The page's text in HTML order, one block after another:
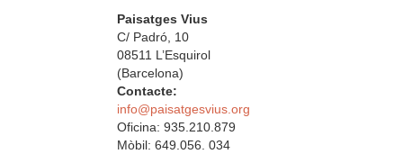
Paisatges Vius
C/ Padró, 10
08511 L’Esquirol
(Barcelona)
Contacte:
info@paisatgesvius.org
Oficina: 935.210.879
Mòbil: 649.056. 034